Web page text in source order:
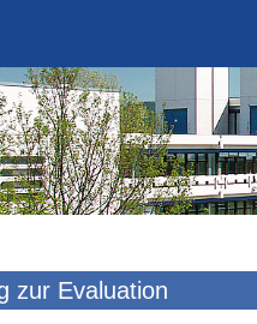
zur Evaluation